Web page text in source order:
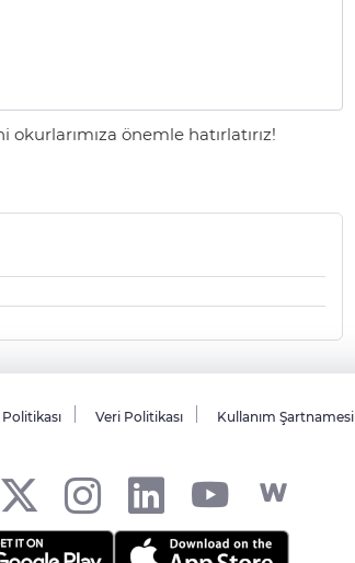
önemle hatırlatırız!
Veri Politikası Kullanım Şartnamesi